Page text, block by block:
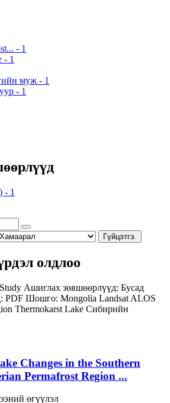
- 1
- 1
муж - 1
- 1
- 1
Гүйцэтгэ.
олдлоо
Ашиглах зөвшөөрлүүд: Бусад
PDF Шошго: Mongolia Landsat ALOS
Thermokarst Lake Сибирийн
Changes in the Southern
Permafrost Region ...
өгүүлэл